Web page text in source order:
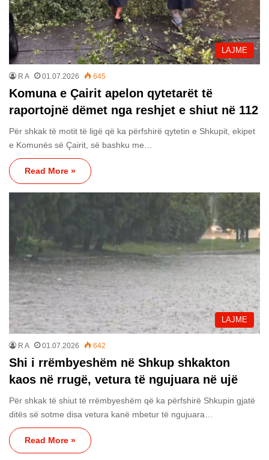
LAJME
R A 01.07.2026 645
Komuna e Çairit apelon qytetarët të
raportojnë dëmet nga reshjet e shiut në 112
Për shkak të motit të ligë që ka përfshirë qytetin e Shkupit, ekipet
e Komunës së Çairit, së bashku me…
Read More »
LAJME
R A 01.07.2026 642
Shi i rrëmbyeshëm në Shkup shkakton
kaos në rrugë, vetura të ngujuara në ujë
Për shkak të shiut të rrëmbyeshëm që ka përfshirë Shkupin gjatë
ditës së sotme disa vetura kanë mbetur të ngujuara…
Read More »